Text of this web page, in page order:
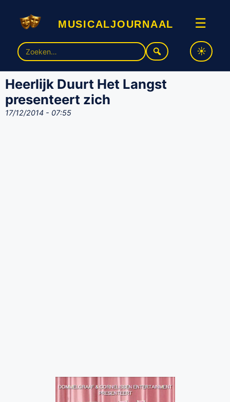
musicaljournaal ☰
Zoek
naar:
Heerlijk Duurt Het Langst
presenteert zich
17/12/2014 - 07:55